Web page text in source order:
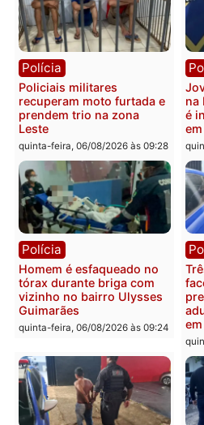
Polícia
Tragédia na BR-364:
colisão entre caminhão e
carro deixa quatro mortos
em Porto Velho
quinta-feira, 06/08/2026 às 20:51
Polícia
Policiais militares
recuperam moto furtada e
prendem trio na zona
Leste
quinta-feira, 06/08/2026 às 09:28